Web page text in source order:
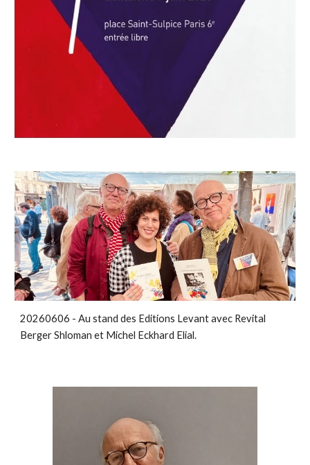
20260606 - Au stand des Editions Levant avec Revital
Berger Shloman et Michel Eckhard Elial.